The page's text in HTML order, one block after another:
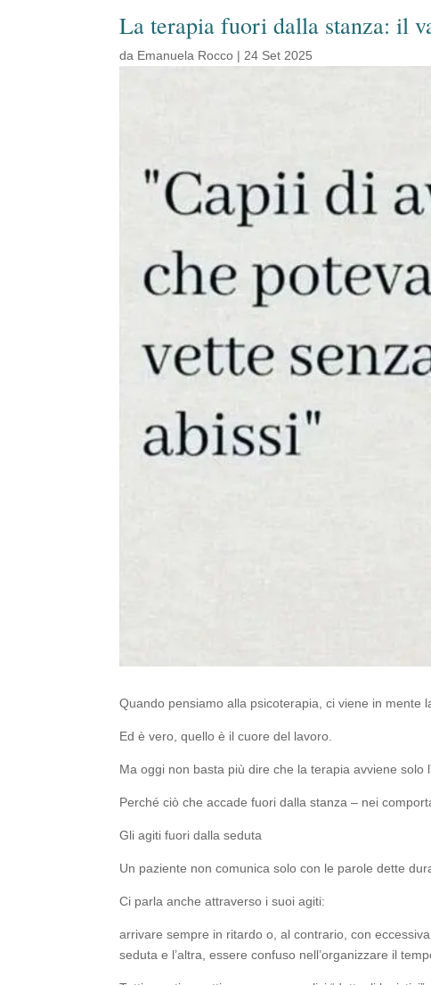
La terapia fuori dalla stanza: il
da Emanuela Rocco | 24 Set 2025
Quando pensiamo alla psicoterapia, ci viene in mente
Ed è vero, quello è il cuore del lavoro.
Ma oggi non basta più dire che la terapia avviene solo
Perché ciò che accade fuori dalla stanza – nei
Gli agiti fuori dalla seduta
Un paziente non comunica solo con le parole dette
Ci parla anche attraverso i suoi agiti:
arrivare sempre in ritardo o, al contrario, con
seduta e l’altra, essere confuso nell’organizzare il